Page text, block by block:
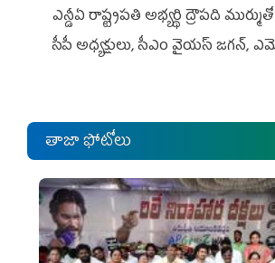
ఎన్డీఏ రాష్ట్ర‌ప‌తి అభ్య‌ర్థి ద్రౌప‌ది
సీపీ అధ్య‌క్షులు, సీఎం వైయ‌స్ జ‌గ‌న్,
తాజా ఫోటోలు